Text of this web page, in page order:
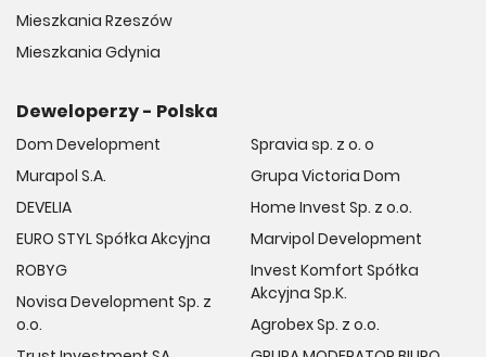
Mieszkania Rzeszów
Mieszkania Gdynia
Deweloperzy - Polska
Dom Development
Murapol S.A.
DEVELIA
EURO STYL Spółka Akcyjna
ROBYG
Novisa Development Sp. z
o.o.
Spravia sp. z o. o
Grupa Victoria Dom
Home Invest Sp. z o.o.
Marvipol Development
Invest Komfort Spółka
Akcyjna Sp.K.
Agrobex Sp. z o.o.